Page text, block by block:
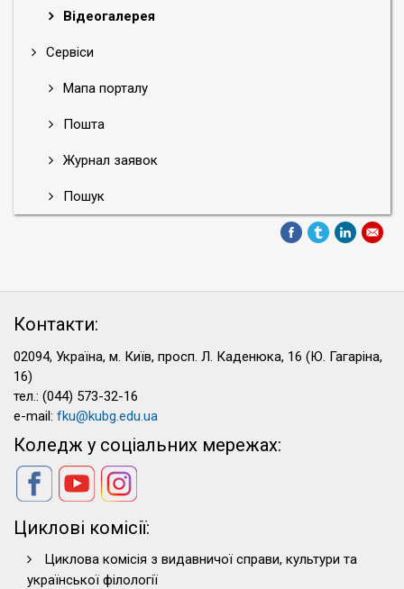
Відеогалерея
Сервіси
Мапа порталу
Пошта
Журнал заявок
Пошук
Контакти:
02094, Україна, м. Київ, просп. Л. Каденюка, 16 (Ю. Гагаріна,
16)
тел.: (044) 573-32-16
e-mail: fku@kubg.edu.ua
Коледж у соціальних мережах:
Циклові комісії:
Циклова комісія з видавничої справи, культури та
української філології